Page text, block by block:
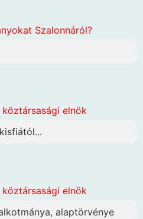
Szalonnáról?
elnök
elnök
alaptörvénye